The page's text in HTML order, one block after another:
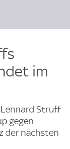
im
Struff
gegen
der nächsten